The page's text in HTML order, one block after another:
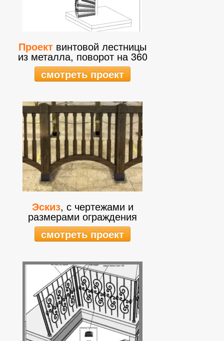
Проект винтовой лестницы
из металла, поворот на 360
смотреть проект
Эскиз, с чертежами и
размерами ограждения
смотреть проект